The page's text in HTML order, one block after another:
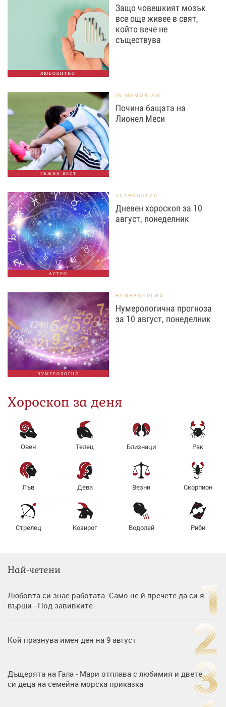
ЛЮБОПИТНО
Защо човешкият мозък
все още живее в свят,
който вече не
съществува
ТЪЖНА ВЕСТ
IN MEMORIAM
Почина бащата на
Лионел Меси
АСТРО
АСТРОЛОГИЯ
Дневен хороскоп за 10
август, понеделник
НУМЕРОЛОГИЯ
НУМЕРОЛОГИЯ
Нумерологична прогноза
за 10 август, понеделник
Хороскоп за деня
Овен Телец Близнаци Рак
Лъв Дева Везни Скорпион
Стрелец Козирог Водолей Риби
Най-четени
Любовта си знае работата. Само не й пречете да си я
върши - Под завивките
Кой празнува имен ден на 9 август
Дъщерята на Гала - Мари отплава с любимия и двете
си деца на семейна морска приказка